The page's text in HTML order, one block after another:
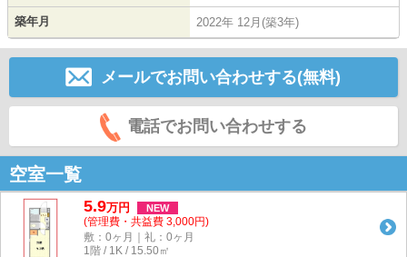
築年月 2022年 12月(築3年)
メールでお問い合わせする(無料)
電話でお問い合わせする
空室一覧
5.9万円 NEW
(管理費・共益費 3,000円)
敷：0ヶ月｜礼：0ヶ月
1階 / 1K / 15.50㎡